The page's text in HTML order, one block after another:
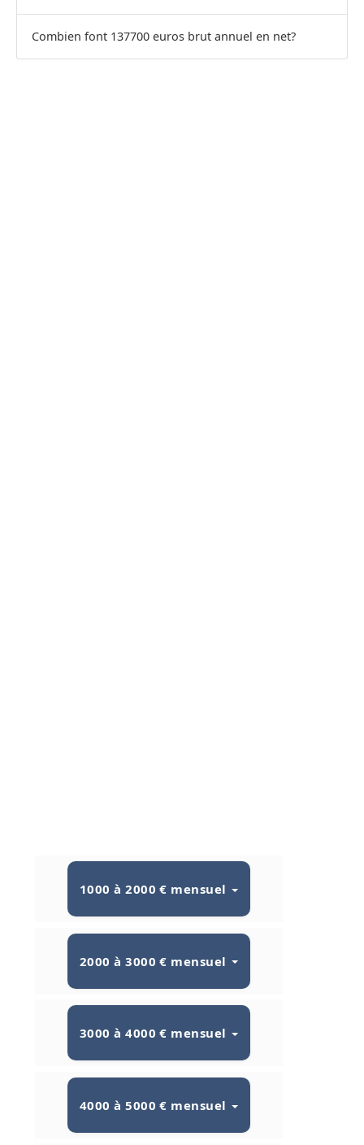
Combien font 137700 euros brut annuel en net?
1000 à 2000 € mensuel
2000 à 3000 € mensuel
3000 à 4000 € mensuel
4000 à 5000 € mensuel